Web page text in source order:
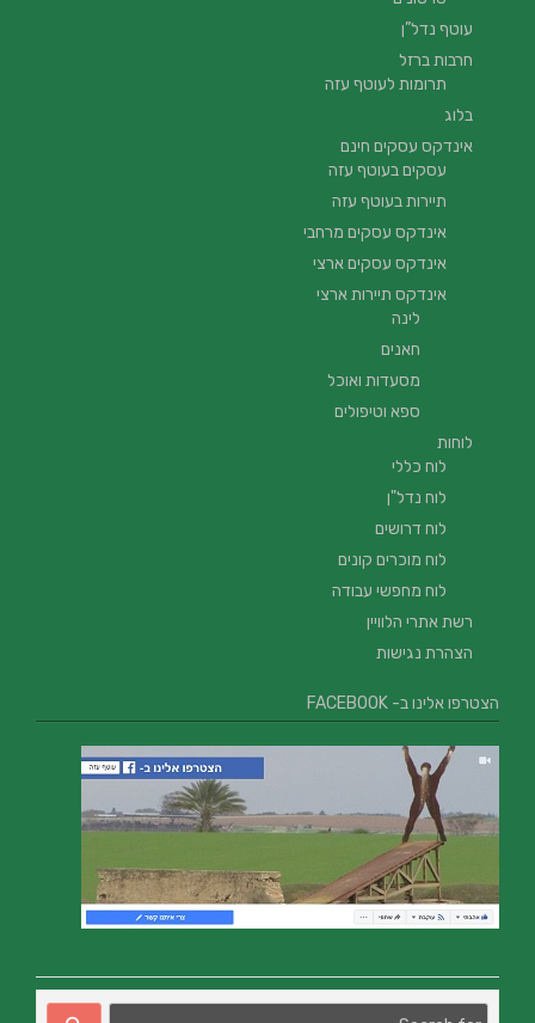
עוטף נדל”ן
חרבות ברזל
תרומות לעוטף עזה
בלוג
אינדקס עסקים חינם
עסקים בעוטף עזה
תיירות בעוטף עזה
אינדקס עסקים מרחבי
אינדקס עסקים ארצי
אינדקס תיירות ארצי
לינה
חאנים
מסעדות ואוכל
ספא וטיפולים
לוחות
לוח כללי
לוח נדל"ן
לוח דרושים
לוח מוכרים קונים
לוח מחפשי עבודה
רשת אתרי הלוויין
הצהרת נגישות
הצטרפו אלינו ב- FACEBOOK